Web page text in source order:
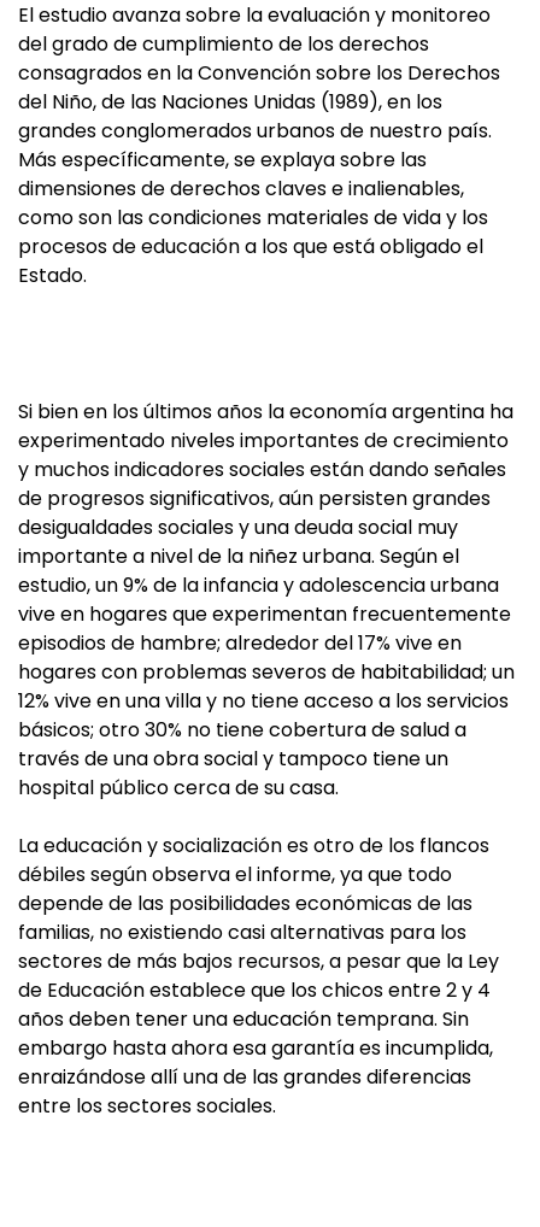
El estudio avanza sobre la evaluación y monitoreo
del grado de cumplimiento de los derechos
consagrados en la Convención sobre los Derechos
del Niño, de las Naciones Unidas (1989), en los
grandes conglomerados urbanos de nuestro país.
Más específicamente, se explaya sobre las
dimensiones de derechos claves e inalienables,
como son las condiciones materiales de vida y los
procesos de educación a los que está obligado el
Estado.
Si bien en los últimos años la economía argentina ha
experimentado niveles importantes de crecimiento
y muchos indicadores sociales están dando señales
de progresos significativos, aún persisten grandes
desigualdades sociales y una deuda social muy
importante a nivel de la niñez urbana. Según el
estudio, un 9% de la infancia y adolescencia urbana
vive en hogares que experimentan frecuentemente
episodios de hambre; alrededor del 17% vive en
hogares con problemas severos de habitabilidad; un
12% vive en una villa y no tiene acceso a los servicios
básicos; otro 30% no tiene cobertura de salud a
través de una obra social y tampoco tiene un
hospital público cerca de su casa.
La educación y socialización es otro de los flancos
débiles según observa el informe, ya que todo
depende de las posibilidades económicas de las
familias, no existiendo casi alternativas para los
sectores de más bajos recursos, a pesar que la Ley
de Educación establece que los chicos entre 2 y 4
años deben tener una educación temprana. Sin
embargo hasta ahora esa garantía es incumplida,
enraizándose allí una de las grandes diferencias
entre los sectores sociales.